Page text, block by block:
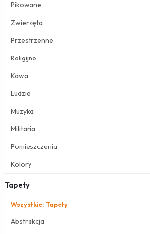
Pikowane
Zwierzęta
Przestrzenne
Religijne
Kawa
Ludzie
Muzyka
Militaria
Pomieszczenia
Kolory
Tapety
Wszystkie: Tapety
Abstrakcja